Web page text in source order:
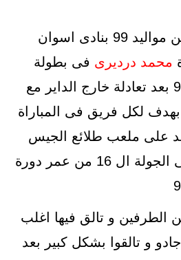
يواصل فريق الناشئين مواليد 99 بنادى اسوان
محمد درديرى فى بطولة
الجمهورية لموالبد 99 بعد تعادلة خارج الداير مع
لكل فريق فى المباراة
على ملعب طلائع الجيس
بمحافظة القاهرة فى الجولة ال 16 من عمر دورة
الطرفين و تالق فيها اغلب
و تالقوا بشكل كبير بعد